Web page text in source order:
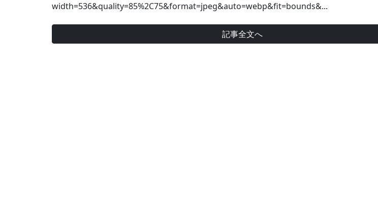
width=536&quality=85%2C75&format=jpeg&auto=webp&fit=bounds&...
記事全文へ